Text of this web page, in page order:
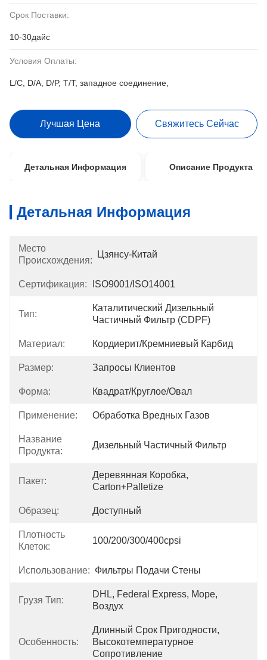
Срок Поставки:
10-30дайс
Условия Оплаты:
L/C, D/A, D/P, T/T, западное соединение,
Лучшая Цена Свяжитесь Сейчас
Детальная Информация Описание Продукта
Детальная Информация
Место
Происхождения:
Цзянсу-Китай
Сертификация: ISO9001/ISO14001
Тип:
Каталитический Дизельный
Частичный Фильтр (CDPF)
Материал: Кордиерит/кремниевый Карбид
Размер: Запросы Клиентов
Форма: Квадрат/круглое/овал
Применение: Обработка Вредных Газов
Название
Продукта:
Дизельный Частичный Фильтр
Пакет:
Деревянная Коробка,
Carton+Palletize
Образец: Доступный
Плотность
Клеток:
100/200/300/400cpsi
Использование: Фильтры Подачи Стены
Грузя Тип:
DHL, Federal Express, Море,
Воздух
Особенность:
Длинный Срок Пригодности,
Высокотемпературное
Сопротивление